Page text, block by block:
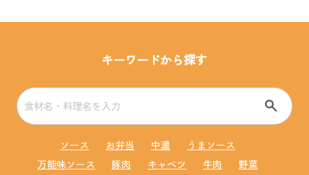
キーワードから探す
ソース お弁当 中濃
うまソース
万能味ソース
豚肉 キャベツ 牛肉
野菜